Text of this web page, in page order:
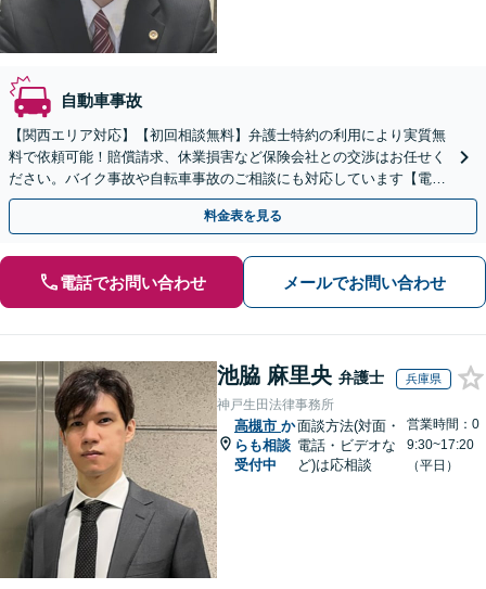
自動車事故
【関西エリア対応】【初回相談無料】弁護士特約の利用により実質無
料で依頼可能！賠償請求、休業損害など保険会社との交渉はお任せく
ださい。バイク事故や自転車事故のご相談にも対応しています【電話
相談23時まで対応】【夜間・休日対応可】
料金表を見る
電話でお問い合わせ メールでお問い合わせ
池脇 麻里央 弁護士 兵庫県
神戸生田法律事務所
高槻市 か
らも相談
受付中
面談方法(対面・
電話・ビデオな
ど)は応相談
営業時間：0
9:30~17:20
（平日）